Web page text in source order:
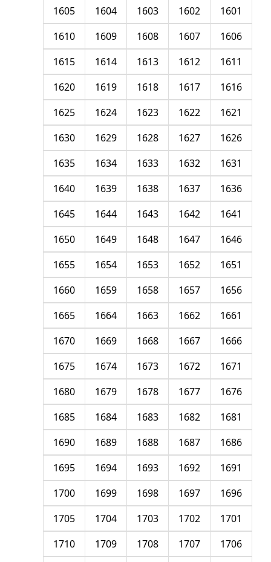
1601
1602
1603
1604
1605
1606
1607
1608
1609
1610
1611
1612
1613
1614
1615
1616
1617
1618
1619
1620
1621
1622
1623
1624
1625
1626
1627
1628
1629
1630
1631
1632
1633
1634
1635
1636
1637
1638
1639
1640
1641
1642
1643
1644
1645
1646
1647
1648
1649
1650
1651
1652
1653
1654
1655
1656
1657
1658
1659
1660
1661
1662
1663
1664
1665
1666
1667
1668
1669
1670
1671
1672
1673
1674
1675
1676
1677
1678
1679
1680
1681
1682
1683
1684
1685
1686
1687
1688
1689
1690
1691
1692
1693
1694
1695
1696
1697
1698
1699
1700
1701
1702
1703
1704
1705
1706
1707
1708
1709
1710